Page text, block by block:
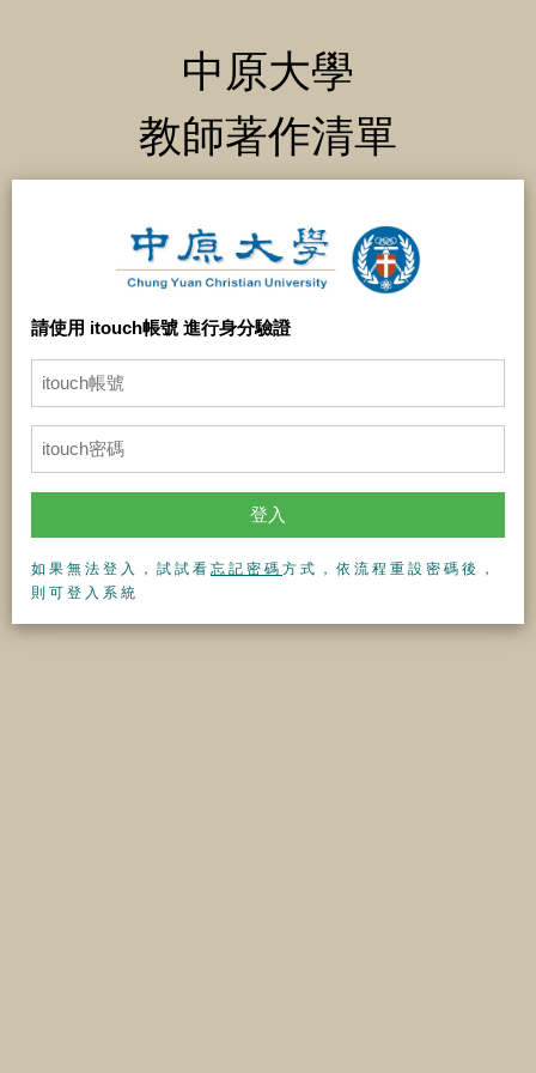
中原大學
教師著作清單
請使用 itouch帳號 進行身分驗證
登入
如果無法登入，試試看 忘記密碼 方式，依流程重設密碼後，
則可登入系統